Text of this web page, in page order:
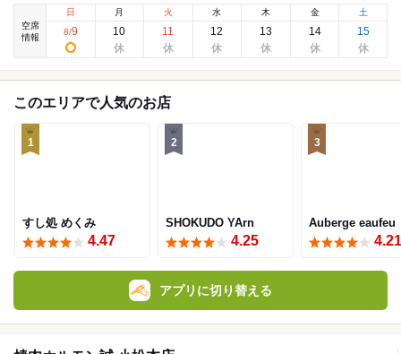
空席
情報
日
8/9
月
10
火
11
水
12
木
13
金
14
土
15
このエリアで人気のお店
1
すし処 めくみ
4.47
2
SHOKUDO YArn
4.25
3
Auberge eaufeu
4.21
アプリに切り替える